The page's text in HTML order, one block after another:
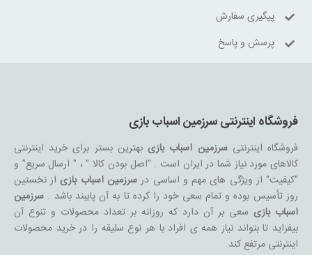
پیگیری سفارش
پرسش و پاسخ
فروشگاه اینترنتی سرزمین اسباب بازی
فروشگاه اینترنتیسرزمین اسباب بازیبهترین بستر برای خرید اینترنتی
کالاهای مورد نیاز شما در ایران است . "اصل بودن کالا " ، " ارسال سریع" و
"کیفیت" از ویژگی های مهم و اساسی در سرزمین اسباب بازیاز نخستین
روز تأسیس بوده و تمام سعی خود را کرده تا به آن پایبند باشد .سرزمین
اسباب بازیسعی بر آن دارد که روزانه بر تعداد محصولات و تنوع آن
بیفزاید تا بتواند نیاز همه ی افراد با هر نوع سلیقه را در خرید محصولات
اینترنتی مرتفع کند.